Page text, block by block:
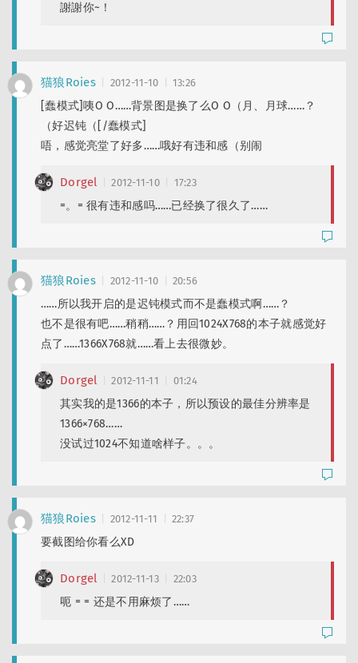
謝謝你~！
猫狼Roies 2012-11-10 13:26
[蠢模式]咦O O……背景图是换了么O O（月、月球……？
（好迟钝（[/蠢模式]
唔，感觉亮堂了好多……哦好有违和感（别闹
Dorgel 2012-11-10 17:23
=。= 很有违和感吗……已经换了很久了……
猫狼Roies 2012-11-10 20:56
……所以我开启的是迟钝模式而不是蠢模式啊……？
也不是很有吧……稍稍……？用回1024X768的本子就感觉好
点了……1366X768就……看上去很微妙。
Dorgel 2012-11-11 01:24
其实我的是1366的本子，所以预设的最佳分辨率是
1366×768……
没试过1024不知道啥样子。。。
猫狼Roies 2012-11-11 22:37
要截图给你看么XD
Dorgel 2012-11-13 22:03
呃 = = 还是不用麻烦了……